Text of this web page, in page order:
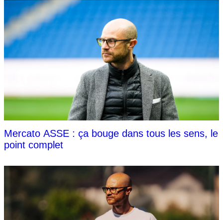
Mercato ASSE : ça bouge dans tous les sens, le
point complet